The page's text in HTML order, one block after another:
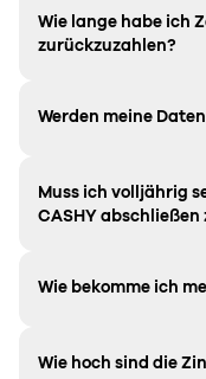
Wie lange habe ich
zurückzuzahlen?
Werden meine
Muss ich volljährig
CASHY abschließen
Wie bekomme ich
Wie hoch sind die